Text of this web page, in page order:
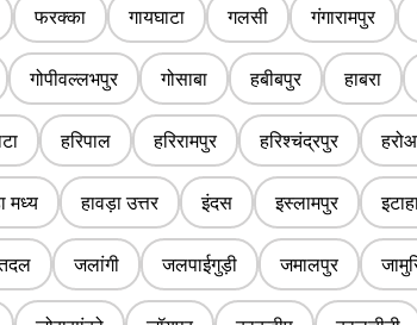
फरक्का गायघाटा गलसी गंगारामपुर
गोपीवल्लभपुर गोसाबा हबीबपुर हाबरा
हरिपाल हरिरामपुर हरिश्चंद्रपुर
मध्य हावड़ा उत्तर इंदस इस्लामपुर
जलांगी जलपाईगुड़ी जमालपुर